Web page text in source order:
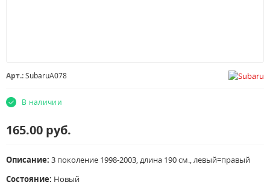
Арт.:SubaruA078
В наличии
165.00 руб.
Описание: 3 поколение 1998-2003, длина 190 см., левый=правый
Состояние: Новый